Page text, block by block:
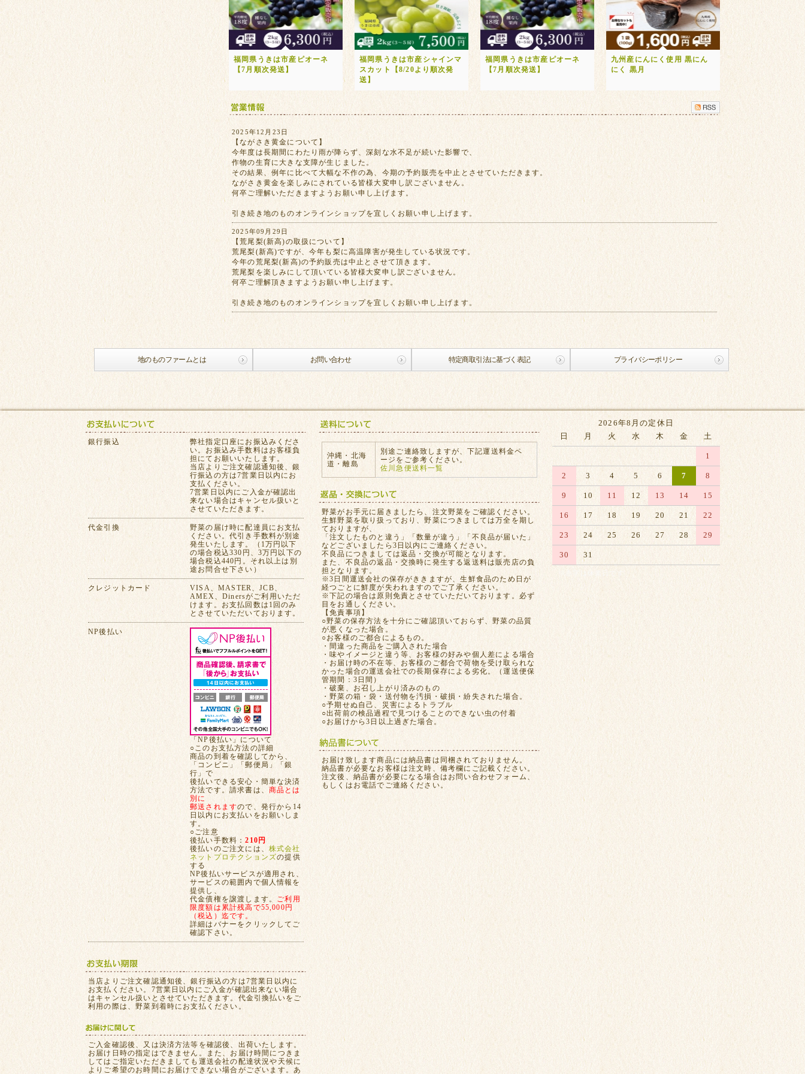
福岡県うきは市産ピオーネ
【7月順次発送】
福岡県うきは市産シャインマ
スカット【8/20より順次発
送】
福岡県うきは市産ピオーネ
【7月順次発送】
九州産にんにく使用 黒にん
にく 黒月
2025年12月23日
【ながさき黄金について】
今年度は長期間にわたり雨が降らず、深刻な水不足が続いた影響で、
作物の生育に大きな支障が生じました。
その結果、例年に比べて大幅な不作の為、今期の予約販売を中止とさせていただきます。
ながさき黄金を楽しみにされている皆様大変申し訳ございません。
何卒ご理解いただきますようお願い申し上げます。
引き続き地のものオンラインショップを宜しくお願い申し上げます。
2025年09月29日
【荒尾梨(新高)の取扱について】
荒尾梨(新高)ですが、今年も梨に高温障害が発生している状況です。
今年の荒尾梨(新高)の予約販売は中止とさせて頂きます。
荒尾梨を楽しみにして頂いている皆様大変申し訳ございません。
何卒ご理解頂きますようお願い申し上げます。
引き続き地のものオンラインショップを宜しくお願い申し上げます。
地のものファームとは お問い合わせ 特定商取引法に基づく表記 プライバシーポリシー
2026年8月の定休日
日
月 火 水 木 金 土
1
2 3 4 5 6 7 8
9 10 11 12 13 14 15
16 17 18 19 20 21 22
23 24 25 26 27 28 29
30 31
銀行振込
弊社指定口座にお振込みくださ
い。お振込み手数料はお客様負
担にてお願いいたします。
当店よりご注文確認通知後、銀
行振込の方は7営業日以内にお
支払ください。
7営業日以内にご入金が確認出
来ない場合はキャンセル扱いと
させていただきます。
代金引換
野菜の届け時に配達員にお支払
ください。代引き手数料が別途
発生いたします。（1万円以下
の場合税込330円、3万円以下の
場合税込440円。それ以上は別
途お問合せ下さい）
クレジットカード
VISA、MASTER、JCB、
AMEX、Dinersがご利用いただ
けます。お支払回数は1回のみ
とさせていただいております。
NP後払い
「NP後払い」について
○このお支払方法の詳細
商品の到着を確認してから、
「コンビニ」「郵便局」「銀
行」で
後払いできる安心・簡単な決済
方法です。請求書は、 商品とは
別に
郵送されますので、発行から14
日以内にお支払いをお願いしま
す。
○ご注意
後払い手数料：210円
後払いのご注文には、 株式会社
ネットプロテクションズの提供
する
NP後払いサービスが適用され、
サービスの範囲内で個人情報を
提供し、
代金債権を譲渡します。 ご利用
限度額は累計残高で55,000円
（税込）迄です。
詳細はバナーをクリックしてご
確認下さい。
当店よりご注文確認通知後、銀行振込の方は7営業日以内に
お支払ください。7営業日以内にご入金が確認出来ない場合
はキャンセル扱いとさせていただきます。代金引換払いをご
利用の際は、野菜到着時にお支払ください。
ご入金確認後、又は決済方法等を確認後、出荷いたします。
お届け日時の指定はできません。また、お届け時間につきま
してはご指定いただきましても運送会社の配達状況や天候に
よりご希望のお時間にお届けできない場合がございます。あ
沖縄・北海
道・離島
別途ご連絡致しますが、下記運送料金ペ
ージをご参考ください。
佐川急便送料一覧
野菜がお手元に届きましたら、注文野菜をご確認ください。
生鮮野菜を取り扱っており、野菜につきましては万全を期し
ておりますが、
「注文したものと違う」「数量が違う」「不良品が届いた」
などございましたら3日以内にご連絡ください。
不良品につきましては返品・交換が可能となります。
また、不良品の返品・交換時に発生する返送料は販売店の負
担となります。
※3日間運送会社の保存がききますが、生鮮食品のため日が
経つごとに鮮度が失われますのでご了承ください。
※下記の場合は原則免責とさせていただいております。必ず
目をお通しください。
【免責事項】
○野菜の保存方法を十分にご確認頂いておらず、野菜の品質
が悪くなった場合。
○お客様のご都合によるもの。
・間違った商品をご購入された場合
・味やイメージと違う等、お客様の好みや個人差による場合
・お届け時の不在等、お客様のご都合で荷物を受け取られな
かった場合の運送会社での長期保存による劣化。（運送便保
管期間：3日間）
・破棄、お召し上がり済みのもの
・野菜の箱・袋・送付物を汚損・破損・紛失された場合。
○予期せぬ自己、災害によるトラブル
○出荷前の検品過程で見つけることのできない虫の付着
○お届けから3日以上過ぎた場合。
お届け致します商品には納品書は同梱されておりません。
納品書が必要なお客様は注文時、備考欄にご記載ください。
注文後、納品書が必要になる場合はお問い合わせフォーム、
もしくはお電話でご連絡ください。